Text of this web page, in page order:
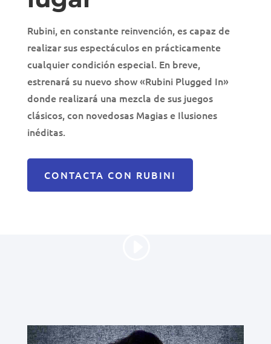
Rubini, en constante reinvención, es capaz de
realizar sus espectáculos en prácticamente
cualquier condición especial. En breve,
estrenará su nuevo show «Rubini Plugged In»
donde realizará una mezcla de sus juegos
clásicos, con novedosas Magias e Ilusiones
inéditas.
CONTACTA CON RUBINI